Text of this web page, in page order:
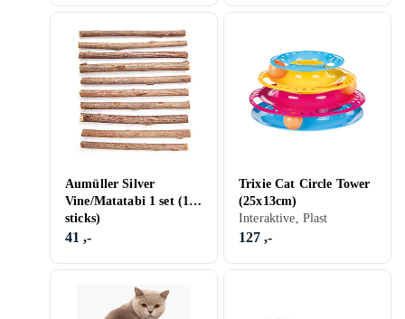
Aumüller Silver
Vine/Matatabi 1 set (10
sticks)
41 ,-
Trixie Cat Circle Tower
(25x13cm)
Interaktive, Plast
127 ,-